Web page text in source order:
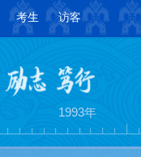
考生 访客
组建琼州大学（专科）
1993年